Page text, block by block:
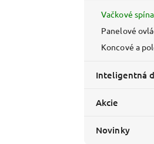
Vačkové
Panelové
Koncové a
Inteligentná
Akcie
Novinky